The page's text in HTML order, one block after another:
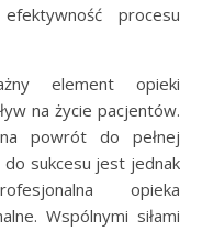
procesu
element opieki
na życie pacjentów.
powrót do pełnej
do sukcesu jest jednak
opieka
Wspólnymi siłami